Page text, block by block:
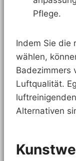
Pflege.
Indem Sie die
wählen,
Badezimmers
Luftqualität.
Alternativen